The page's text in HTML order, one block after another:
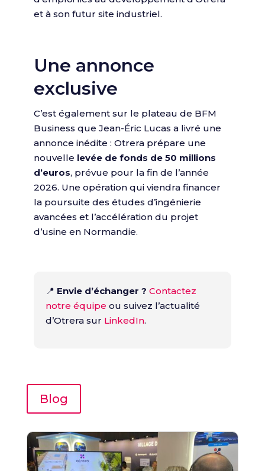
et à son futur site industriel.
Une annonce
exclusive
C’est également sur le plateau de BFM
Business que Jean-Éric Lucas a livré une
annonce inédite : Otrera prépare une
nouvelle levée de fonds de 50 millions
d’euros, prévue pour la fin de l’année
2026. Une opération qui viendra financer
la poursuite des études d’ingénierie
avancées et l’accélération du projet
d’usine en Normandie.
📍 Envie d’échanger ? Contactez
notre équipe ou suivez l’actualité
d’Otrera sur LinkedIn.
Blog